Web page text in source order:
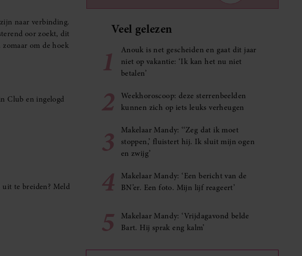
naar verbinding.
oor zoekt, dit
om de hoek
Club en ingelogd
uit te breiden? Meld
Veel gelezen
1
Anouk is net gescheiden en gaat dit jaar
niet op vakantie: ‘Ik kan het nu niet
betalen’
2
Weekhoroscoop: deze sterrenbeelden
kunnen zich op iets leuks verheugen
3
Makelaar Mandy: ‘‘Zeg dat ik moet
stoppen,’ fluistert hij. Ik sluit mijn ogen
en zwijg’
4
Makelaar Mandy: ‘Een bericht van de
BN’er. Een foto. Mijn lijf reageert’
5
Makelaar Mandy: ‘Vrijdagavond belde
Bart. Hij sprak eng kalm’